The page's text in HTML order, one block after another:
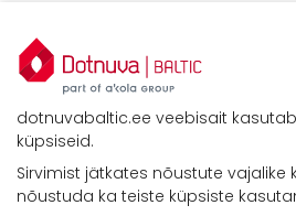
dotnuvabaltic.ee veebisait
küpsiseid.
Sirvimist jätkates nõustute vajalike
nõustuda ka teiste küpsiste